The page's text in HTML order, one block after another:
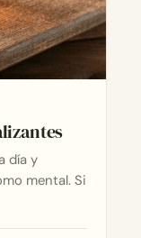
día y
mental. Si